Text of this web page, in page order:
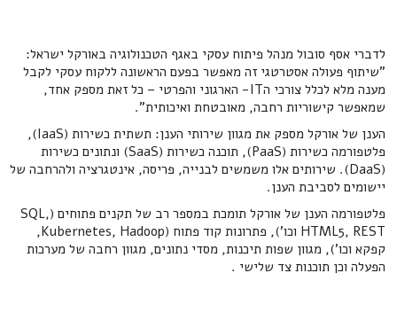
לדברי אסף סובול מנהל פיתוח עסקי באגף הטכנולוגיה באורקל ישראל:
"שיתוף פעולה אסטרטגי זה מאפשר בפעם הראשונה ללקוח עסקי לקבל
מענה מלא לכלל צורכי הIT- הארגוני והפרטי – כל זאת מספק אחד,
שמאפשר קישוריות רחבה, מאובטחת ואיכותית".
הענן של אורקל מספק את מגוון שירותי הענן: תשתית כשירות (IaaS),
פלטפורמה כשירות (PaaS), תוכנה כשירות (SaaS) ונתונים כשירות
(DaaS). שירותים אלו משמשים לבנייה, פריסה, אינטגרציה ולהרחבה של
יישומים לסביבת הענן.
פלטפורמה הענן של אורקל תומכת במספר רב של תקנים פתוחים (SQL,
HTML5, REST וכו'), פתרונות קוד פתוח (Kubernetes, Hadoop,
קפקא וכו'), מגוון שפות תיכנות, מסדי נתונים, מגוון רחבה של מערכות
הפעלה וכן תוכנות צד שלישי .